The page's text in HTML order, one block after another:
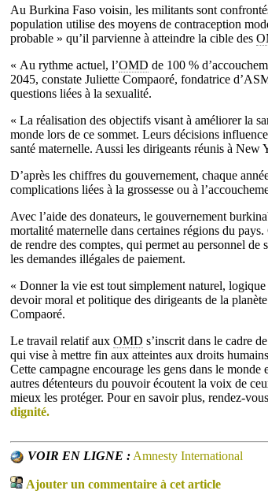
Au Burkina Faso voisin, les militants sont
population utilise des moyens de contraception
probable » qu’il parvienne à atteindre la cible des
« Au rythme actuel, l’OMD de 100 %
2045, constate Juliette Compaoré, fondatrice
questions liées à la sexualité.
« La réalisation des objectifs visant à améliorer la
monde lors de ce sommet. Leurs décisions
santé maternelle. Aussi les dirigeants réunis à
D’après les chiffres du gouvernement, chaque
complications liées à la grossesse ou à
Avec l’aide des donateurs, le gouvernement
mortalité maternelle dans certaines régions du
de rendre des comptes, qui permet au personnel de
les demandes illégales de paiement.
« Donner la vie est tout simplement naturel,
devoir moral et politique des dirigeants de la
Compaoré.
Le travail relatif aux OMD s’inscrit dans le cadre
qui vise à mettre fin aux atteintes aux droits
Cette campagne encourage les gens dans le
autres détenteurs du pouvoir écoutent la voix de
mieux les protéger. Pour en savoir plus, rendez-
dignité.
VOIR EN LIGNE : Amnesty International
Ajouter un commentaire à cet article